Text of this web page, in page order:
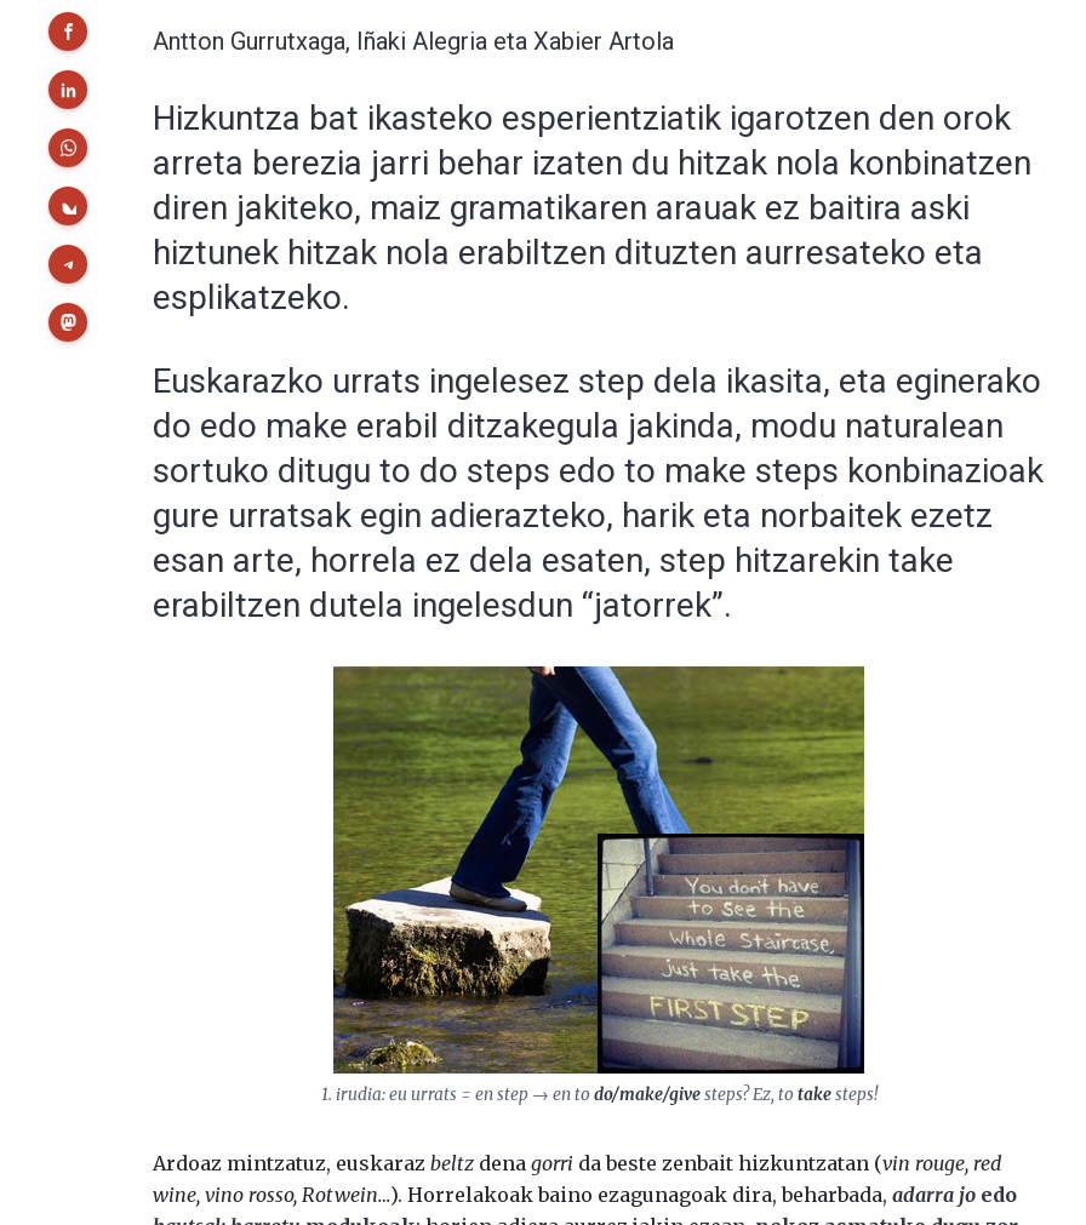
Antton Gurrutxaga, Iñaki Alegria eta Xabier Artola
Hizkuntza bat ikasteko esperientziatik igarotzen den orok
arreta berezia jarri behar izaten du hitzak nola konbinatzen
diren jakiteko, maiz gramatikaren arauak ez baitira aski
hiztunek hitzak nola erabiltzen dituzten aurresateko eta
esplikatzeko.
Euskarazko urrats ingelesez step dela ikasita, eta eginerako
do edo make erabil ditzakegula jakinda, modu naturalean
sortuko ditugu to do steps edo to make steps konbinazioak
gure urratsak egin adierazteko, harik eta norbaitek ezetz
esan arte, horrela ez dela esaten, step hitzarekin take
erabiltzen dutela ingelesdun “jatorrek”.
1. irudia: eu urrats = en step → en todo/make/givesteps? Ez, totakesteps!
Ardoaz mintzatuz, euskarazbeltz denagorri da beste zenbait hizkuntzatan (vin rouge, red
wine, vino rosso, Rotwein…). Horrelakoak baino ezagunagoak dira, beharbada,adarra jo edo